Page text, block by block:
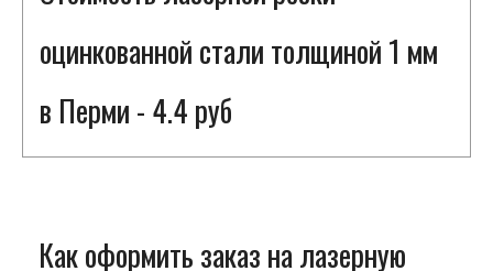
оцинкованной стали толщиной 1 мм
в Перми - 4.4 руб
Как оформить заказ на лазерную